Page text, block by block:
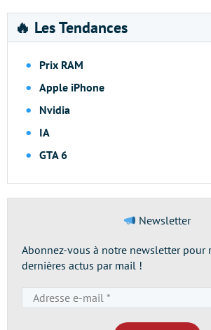
🔥 Les Tendances
Prix RAM
Apple iPhone
Nvidia
IA
GTA 6
Newsletter
Abonnez-vous à notre newsletter pour
dernières actus par mail !
e-
mail